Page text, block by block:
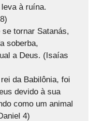
à ruína.
tornar Satanás,
soberba,
a Deus. (Isaías
da Babilônia, foi
devido à sua
como um animal
4)